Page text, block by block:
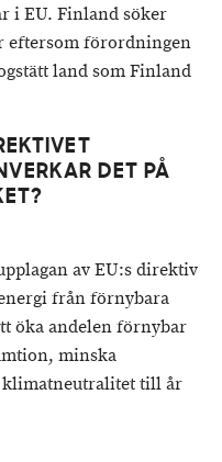
i EU. Finland söker
eftersom förordningen
land som Finland
DET PÅ
av EU:s direktiv
från förnybara
öka andelen förnybar
minska
klimatneutralitet till år